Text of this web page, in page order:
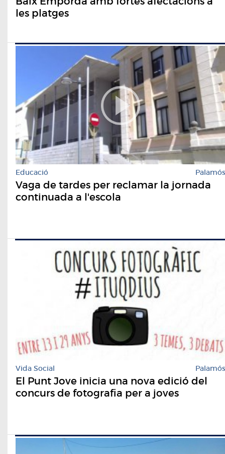
les platges
Educació Palamós
Vaga de tardes per reclamar la jornada
continuada a l'escola
Vida Social Palamós
El Punt Jove inicia una nova edició del
concurs de fotografia per a joves